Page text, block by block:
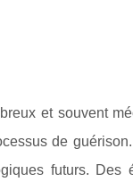
et souvent
de
futurs. Des